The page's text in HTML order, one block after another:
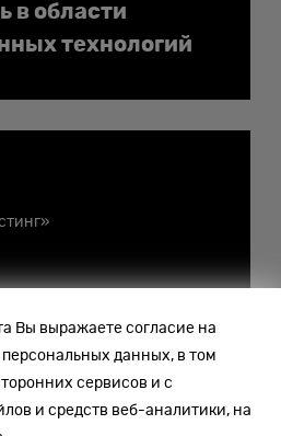
в области
технологий
Вы выражаете согласие на
данных, в том
сервисов и с
и средств веб-аналитики, на